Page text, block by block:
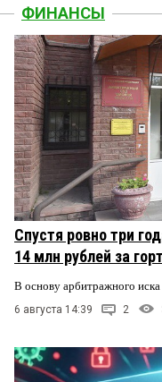
ФИНАНСЫ
Спустя ровно три
14 млн рублей за
В основу арбитражного
6 августа 14:39 2